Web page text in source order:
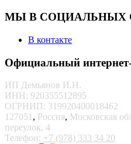
МЫ В СОЦИАЛЬНЫХ
В контакте
Официальный
ИП Демьянов И.Н.
ИНН: 920355512895
ОГРНИП: 319920400018462
127051 , Россия, Московская
переулок, 4
Телефон: +7 (978) 333 34 20